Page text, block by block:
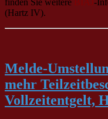
(Hartz IV).
Melde-
mehr
Vollzeitentgelt,